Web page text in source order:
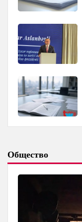
Общество